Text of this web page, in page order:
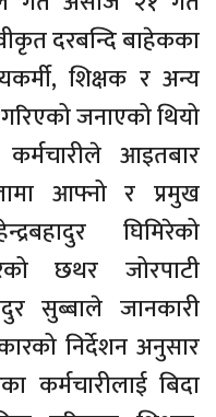
दरबन्दि बाहेकका
शिक्षक र अन्य
जनाएको थियो
आइतबार
आफ्नो र प्रमुख
घिमिरेको
छथर जोरपाटी
सुब्बाले जानकारी
निर्देशन अनुसार
कर्मचारीलाई बिदा